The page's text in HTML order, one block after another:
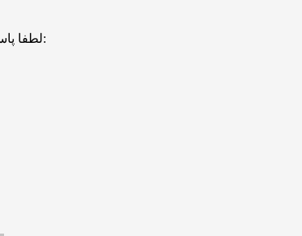
لطفا پاسخ را به عدد انگلیسی وارد کنید: